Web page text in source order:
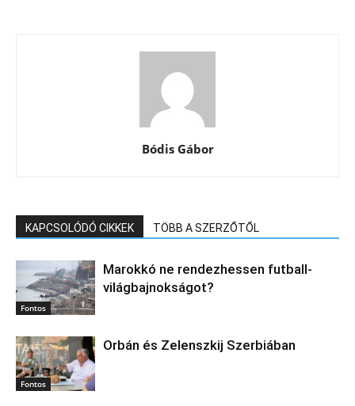
Bódis Gábor
KAPCSOLÓDÓ CIKKEK TÖBB A SZERZŐTŐL
Fontos
Marokkó ne rendezhessen futball-
világbajnokságot?
Fontos
Orbán és Zelenszkij Szerbiában